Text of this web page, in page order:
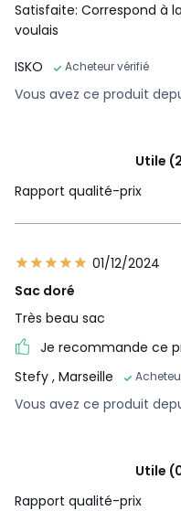
Satisfaite: Correspond à
voulais
ISKO
Acheteur vérifié
Vous avez ce produit
Utile
Rapport qualité-prix
01/12/2024
Sac doré
Très beau sac
Je recommande ce
Stefy , Marseille
Vous avez ce produit
Utile
Rapport qualité-prix